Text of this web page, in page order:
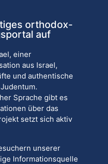
orthodox-
auf
einer
aus Israel,
und authentische
Sprache gibt es
über das
setzt sich aktiv
unserer
Informationsquelle